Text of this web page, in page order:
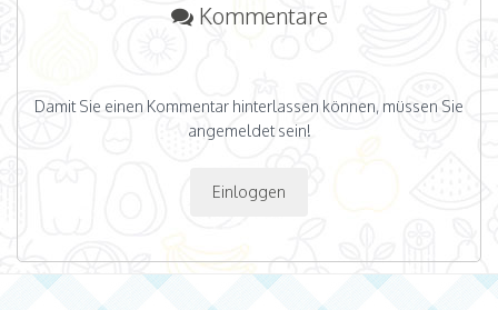
Kommentare
Damit Sie einen Kommentar hinterlassen können, müssen Sie
angemeldet sein!
Einloggen